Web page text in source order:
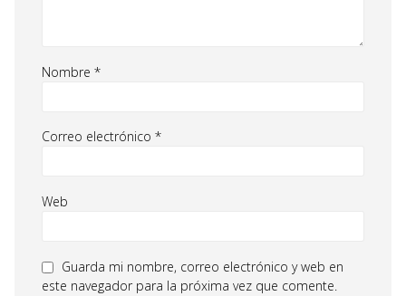
Nombre *
Correo electrónico *
Web
Guarda mi nombre, correo electrónico y web en
este navegador para la próxima vez que comente.